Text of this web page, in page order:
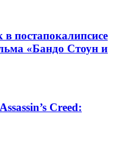
постапокалипсисе
«Бандо Стоун и
Creed: